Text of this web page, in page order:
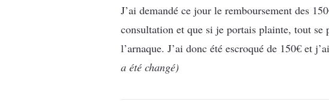
J’ai demandé ce jour le remboursement des
consultation et que si je portais plainte, tout se
l’arnaque. J’ai donc été escroqué de 150€ et
a été changé)